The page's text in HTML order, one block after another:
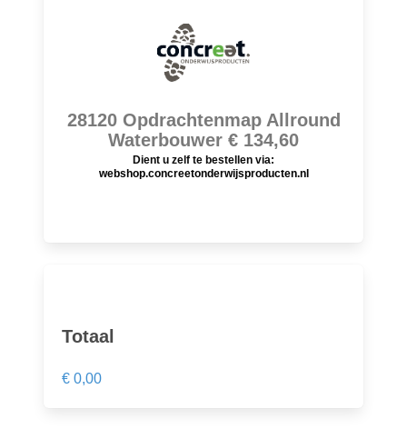
28120 Opdrachtenmap Allround
Waterbouwer € 134,60
Dient u zelf te bestellen via:
webshop.concreetonderwijsproducten.nl
Totaal
€ 0,00